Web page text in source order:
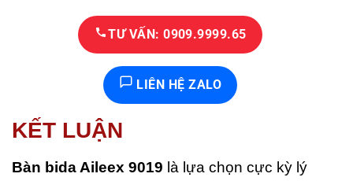
TƯ VẤN: 0909.9999.65
LIÊN HỆ ZALO
KẾT LUẬN
Bàn bida Aileex 9019 là lựa chọn cực kỳ lý